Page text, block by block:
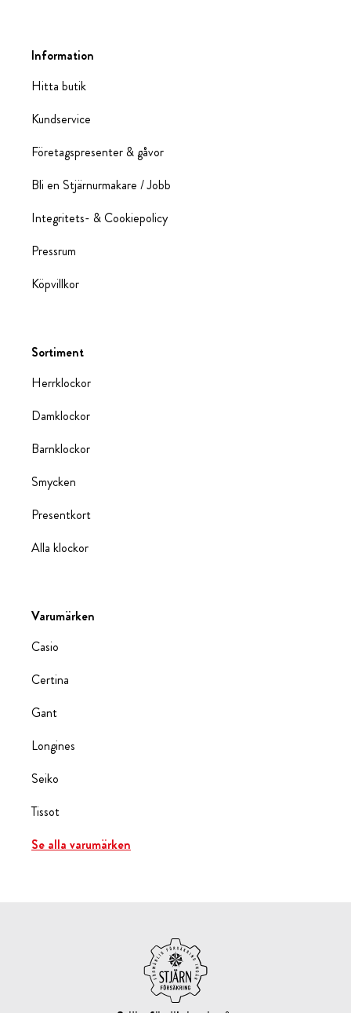
Information
Hitta butik
Kundservice
Företagspresenter & gåvor
Bli en Stjärnurmakare / Jobb
Integritets- & Cookiepolicy
Pressrum
Köpvillkor
Sortiment
Herrklockor
Damklockor
Barnklockor
Smycken
Presentkort
Alla klockor
Varumärken
Casio
Certina
Gant
Longines
Seiko
Tissot
Se alla varumärken